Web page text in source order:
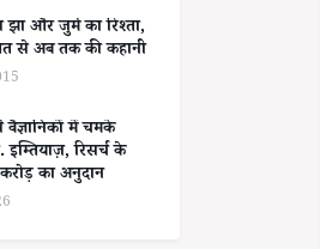
और जुर्म का रिश्ता,
से अब तक की कहानी
वैज्ञानिकों में चमके
इम्तियाज़, रिसर्च के
का अनुदान